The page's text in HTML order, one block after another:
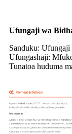
Ufungaji wa
Sanduku: Ufungaji
Ufungashaji:
Tunatoa huduma